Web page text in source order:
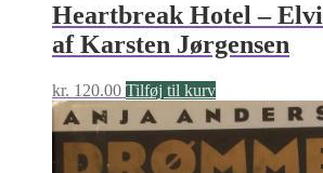
Heartbreak Hotel –
af Karsten Jørgensen
kr. 120.00 Tilføj til kurv